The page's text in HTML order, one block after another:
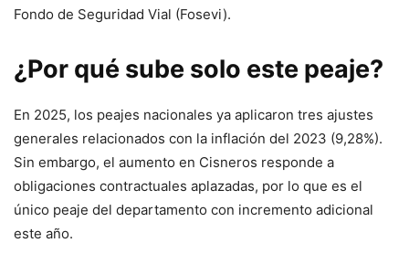
Fondo de Seguridad Vial (Fosevi).
¿Por qué sube solo este peaje?
En 2025, los peajes nacionales ya aplicaron tres ajustes
generales relacionados con la inflación del 2023 (9,28%).
Sin embargo, el aumento en Cisneros responde a
obligaciones contractuales aplazadas, por lo que es el
único peaje del departamento con incremento adicional
este año.